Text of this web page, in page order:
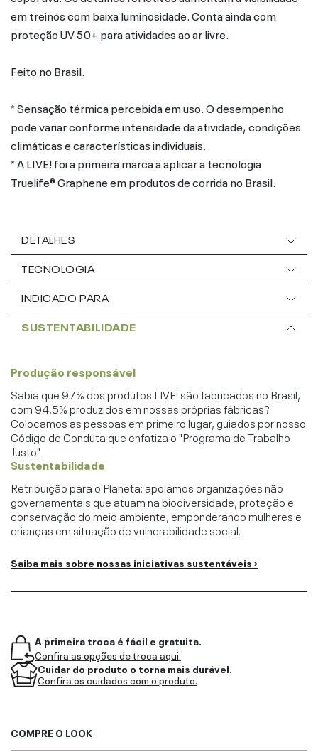
em treinos com baixa luminosidade. Conta ainda com
proteção UV 50+ para atividades ao ar livre.
Feito no Brasil.
* Sensação térmica percebida em uso. O desempenho
pode variar conforme intensidade da atividade, condições
climáticas e características individuais.
* A LIVE! foi a primeira marca a aplicar a tecnologia
Truelife® Graphene em produtos de corrida no Brasil.
DETALHES
TECNOLOGIA
INDICADO PARA
SUSTENTABILIDADE
Produção responsável
Sabia que 97% dos produtos LIVE! são fabricados no Brasil,
com 94,5% produzidos em nossas próprias fábricas?
Colocamos as pessoas em primeiro lugar, guiados por nosso
Código de Conduta que enfatiza o "Programa de Trabalho
Justo".
Sustentabilidade
Retribuição para o Planeta: apoiamos organizações não
governamentais que atuam na biodiversidade, proteção e
conservação do meio ambiente, emponderando mulheres e
crianças em situação de vulnerabilidade social.
Saiba mais sobre nossas iniciativas sustentáveis ›
A primeira troca é fácil e gratuita.
Confira as opções de troca aqui.
Cuidar do produto o torna mais durável.
Confira os cuidados com o produto.
COMPRE O LOOK